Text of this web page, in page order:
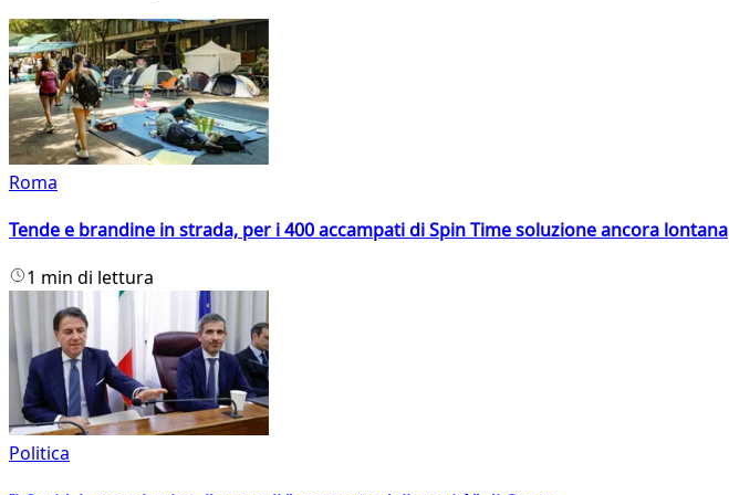
Roma
Tende e brandine in strada, per i 400 accampati di Spin Time soluzione ancora lontana
1 min di lettura
Politica